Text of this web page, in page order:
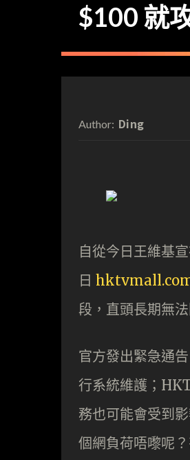
$100 就
Author: Ding
自從今日王維基
日
段，直頭長期無
官方發出緊急通
行系統維護；
務也可能會受到
個網負荷唔嚟呢